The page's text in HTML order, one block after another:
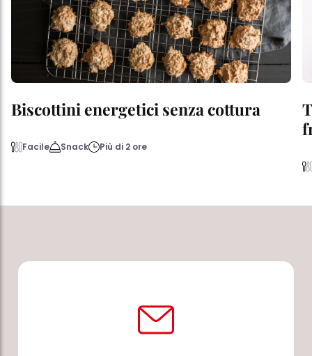
Biscottini energetici senza cottura
Facile Snack Più di 2 ore